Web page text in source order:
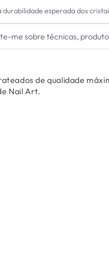
durabilidade esperada dos
de qualidade
Nail Art.